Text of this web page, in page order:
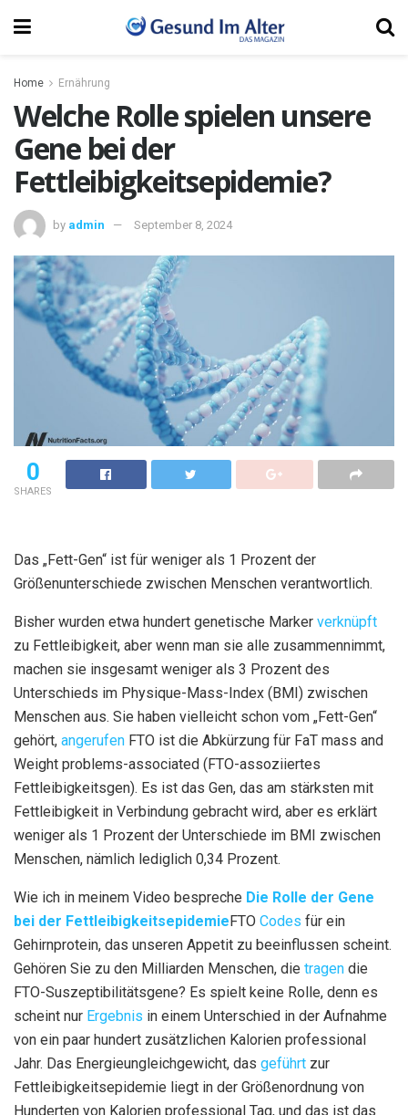
Home Ernährung
Welche Rolle spielen unsere
Gene bei der
Fettleibigkeitsepidemie?
by admin September 8, 2024
0
SHARES
Das „Fett-Gen“ ist für weniger als 1 Prozent der
Größenunterschiede zwischen Menschen verantwortlich.
Bisher wurden etwa hundert genetische Marker verknüpft
zu Fettleibigkeit, aber wenn man sie alle zusammennimmt,
machen sie insgesamt weniger als 3 Prozent des
Unterschieds im Physique-Mass-Index (BMI) zwischen
Menschen aus. Sie haben vielleicht schon vom „Fett-Gen“
gehört, angerufen FTO ist die Abkürzung für FaT mass and
Weight problems-associated (FTO-assoziiertes
Fettleibigkeitsgen). Es ist das Gen, das am stärksten mit
Fettleibigkeit in Verbindung gebracht wird, aber es erklärt
weniger als 1 Prozent der Unterschiede im BMI zwischen
Menschen, nämlich lediglich 0,34 Prozent.
Wie ich in meinem Video bespreche Die Rolle der Gene
bei der FettleibigkeitsepidemieFTO Codes für ein
Gehirnprotein, das unseren Appetit zu beeinflussen scheint.
Gehören Sie zu den Milliarden Menschen, die tragen die
FTO-Suszeptibilitätsgene? Es spielt keine Rolle, denn es
scheint nur Ergebnis in einem Unterschied in der Aufnahme
von ein paar hundert zusätzlichen Kalorien professional
Jahr. Das Energieungleichgewicht, das geführt zur
Fettleibigkeitsepidemie liegt in der Größenordnung von
Hunderten von Kalorien professional Tag, und das ist das